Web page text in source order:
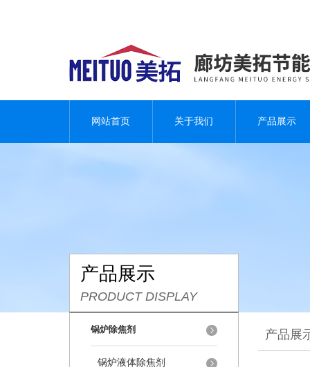
网站首页 关于我们 产品展示
产品展示
PRODUCT DISPLAY
锅炉除焦剂
锅炉液体除焦剂
产品展